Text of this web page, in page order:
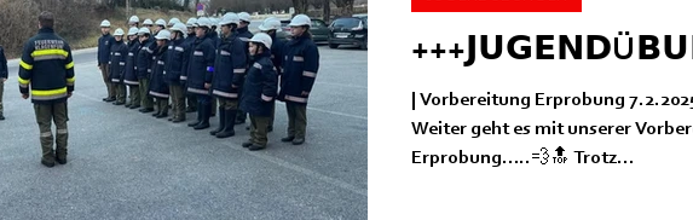
| Vorbereitung Erprobung
Weiter geht es mit unserer
Erprobung…..💨🔝 Trotz...